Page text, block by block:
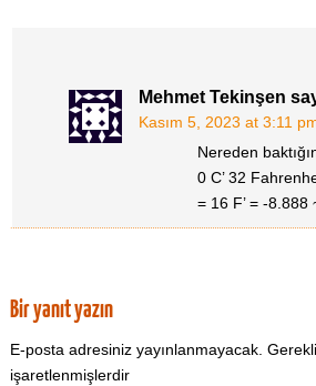
Mehmet Tekinşen
Kasım 5, 2023 at 3:11
Nereden
0 C’ 32
= 16 F’ = -8.888
Bir yanıt yazın
E-posta adresiniz yayınlanmayacak.
işaretlenmişlerdir